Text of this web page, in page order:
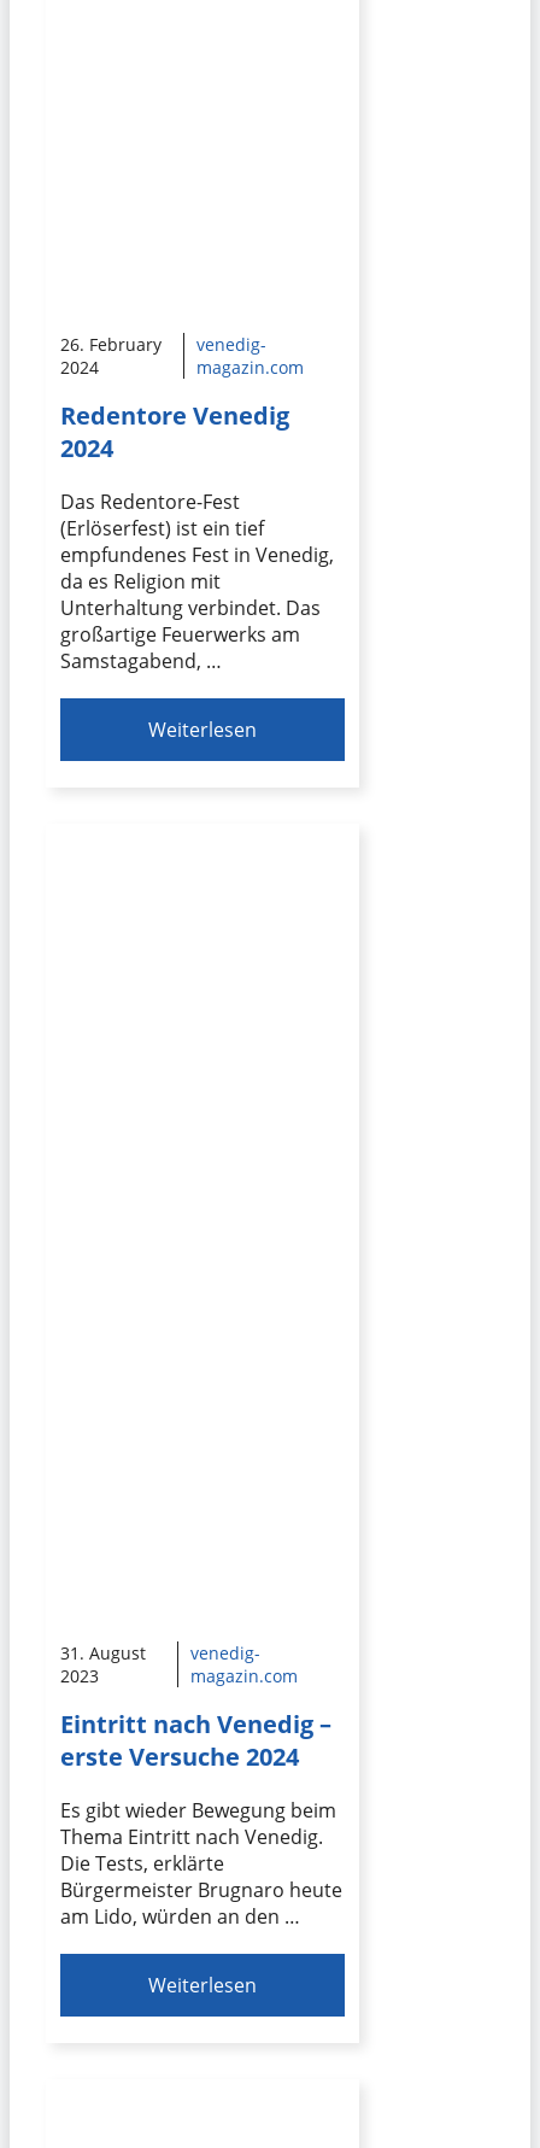
26. February
2024
venedig-
magazin.com
Redentore Venedig
2024
Das Redentore-Fest
(Erlöserfest) ist ein tief
empfundenes Fest in Venedig,
da es Religion mit
Unterhaltung verbindet. Das
großartige Feuerwerks am
Samstagabend, …
Weiterlesen
31. August
2023
venedig-
magazin.com
Eintritt nach Venedig –
erste Versuche 2024
Es gibt wieder Bewegung beim
Thema Eintritt nach Venedig.
Die Tests, erklärte
Bürgermeister Brugnaro heute
am Lido, würden an den …
Weiterlesen